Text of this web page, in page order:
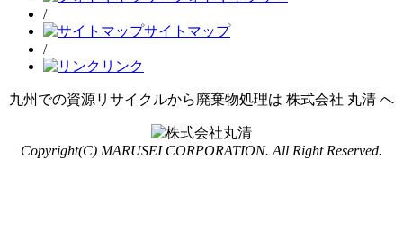
/
サイトマップ
/
リンク
九州での資源リサイクルから廃棄物処理は 株式会社 丸清 へ
Copyright(C) MARUSEI CORPORATION. All Right Reserved.